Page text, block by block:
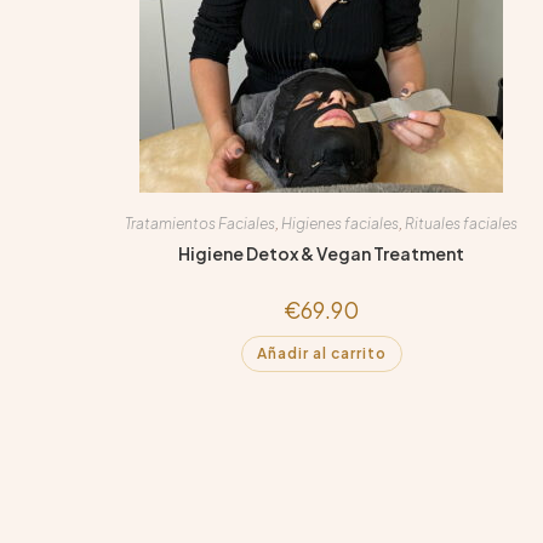
Tratamientos Faciales Higienes faciales Rituales faciales
Higiene Detox & Vegan Treatment
€69.90
Añadir al carrito